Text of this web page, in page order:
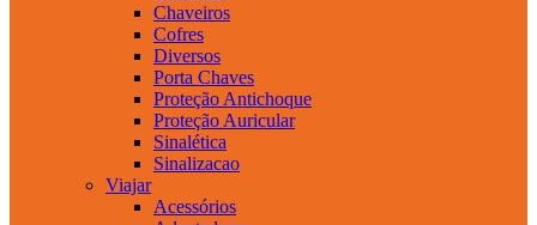
Chaveiros
Cofres
Diversos
Porta Chaves
Proteção Antichoque
Proteção Auricular
Sinalética
Sinalizacao
Viajar
Acessórios